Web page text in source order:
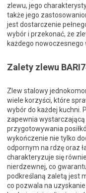
zlewu, jego
także jego
jest dostarczenie
wybór i przekonać, że
każdego nowoczesnego
Zalety zlewu
Zlew stalowy
wiele korzyści, które
wybór do każdej kuchni.
zapewnia
przygotowywania
wykończenie nie tylko
odpornym na rdzę oraz
charakteryzuje się
nierdzewnej, co
podkreślaną zaletą jest
co pozwala na